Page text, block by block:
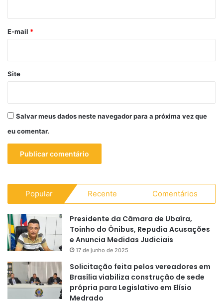
*
E-mail *
Site
Salvar meus dados neste navegador para a próxima vez que
eu comentar.
Popular Recente Comentários
Presidente da Câmara de Ubaíra,
Toinho do Ônibus, Repudia Acusações
e Anuncia Medidas Judiciais
17 de junho de 2025
Solicitação feita pelos vereadores em
Brasília viabiliza construção de sede
própria para Legislativo em Elísio
Medrado